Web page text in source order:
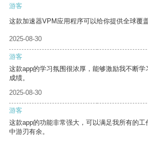
游客
这款加速器VPM应用程序可以给你提供全球覆
2025-08-30
游客
这款app的学习氛围很浓厚，能够激励我不断
成绩。
2025-08-30
游客
这款app的功能非常强大，可以满足我所有的
中游刃有余。